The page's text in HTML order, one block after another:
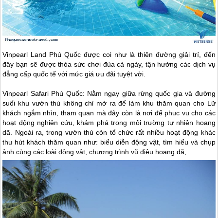
Vinpearl Land Phú Quốc được coi như là thiên đường giải trí, đến
đây bạn sẽ được thỏa sức chơi đùa cả ngày, tận hưởng các dịch vụ
đẳng cấp quốc tế với mức giá ưu đãi tuyệt vời.
Vinpearl Safari Phú Quốc: Nằm ngay giữa rừng quốc gia và đường
suối khu vườn thú không chỉ mở ra để làm khu thăm quan cho Lữ
khách ngắm nhìn, tham quan mà đây còn là nơi để phục vụ cho các
hoạt động nghiên cứu, khám phá trong môi trường tự nhiên hoang
dã. Ngoài ra, trong vườn thú còn tổ chức rất nhiều hoạt động khác
thu hút khách thăm quan như: biểu diễn động vật, tìm hiểu và chụp
ảnh cùng các loài động vật, chương trình vũ điệu hoang dã,…